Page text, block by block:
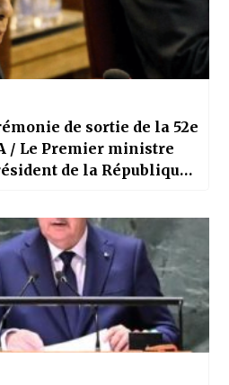
de sortie de la 52e
/ Le Premier ministre
de la République